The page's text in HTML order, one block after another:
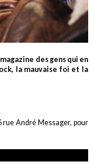
des gens qui en
la mauvaise foi et la
rue André Messager, pour